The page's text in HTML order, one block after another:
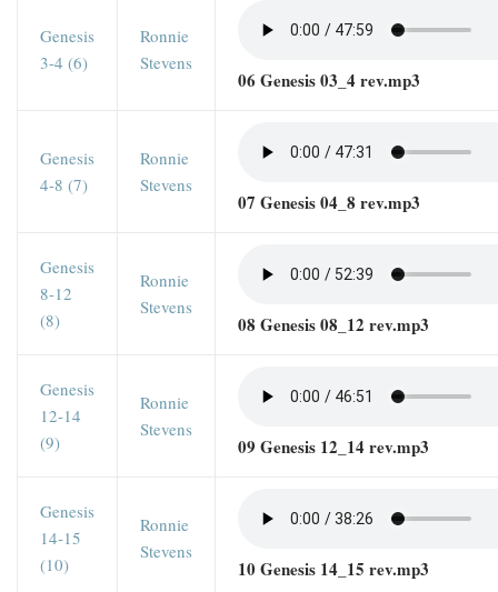
Genesis
3-4 (6)
Ronnie
Stevens
06 Genesis 03_4 rev.mp3
Genesis
4-8 (7)
Ronnie
Stevens
07 Genesis 04_8 rev.mp3
Genesis
8-12
(8)
Ronnie
Stevens
08 Genesis 08_12 rev.mp3
Genesis
12-14
(9)
Ronnie
Stevens
09 Genesis 12_14 rev.mp3
Genesis
14-15
(10)
Ronnie
Stevens
10 Genesis 14_15 rev.mp3